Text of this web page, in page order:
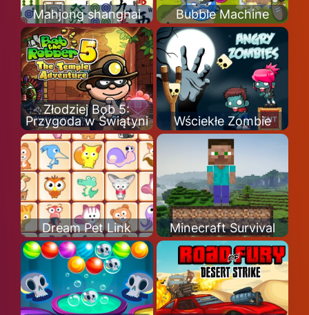
Mahjong shanghai Bubble Machine
Złodziej Bob 5:
Przygoda w Świątyni
Wściekłe Zombie
Dream Pet Link Minecraft Survival